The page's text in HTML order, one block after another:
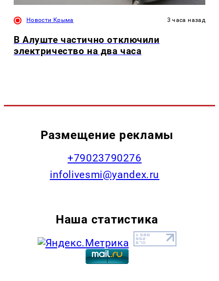
Новости Крыма 3 часа назад
В Алуште частично отключили
электричество на два часа
Размещение рекламы
+79023790276
infolivesmi@yandex.ru
Наша статистика